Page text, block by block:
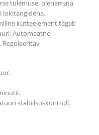
tulemuse, olenemata
lokitangidena.
kütteelement tagab
Automaatne
stabiilsuskontroll.